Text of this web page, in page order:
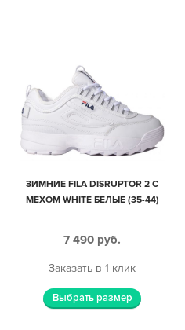
ЗИМНИЕ FILA DISRUPTOR 2 С
МЕХОМ WHITE БЕЛЫЕ (35-44)
7 490 руб.
Заказать в 1 клик
Выбрать размер